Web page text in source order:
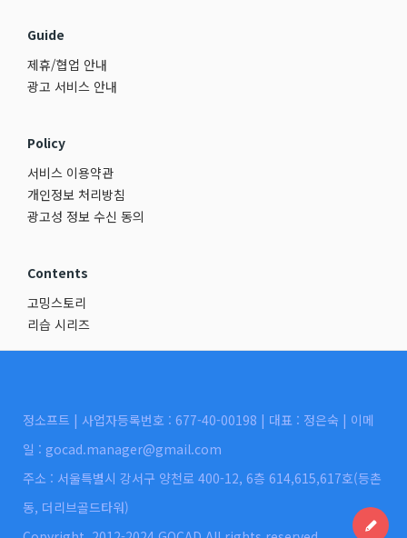
Guide
제휴/협업 안내
광고 서비스 안내
Policy
서비스 이용약관
개인정보 처리방침
광고성 정보 수신 동의
Contents
고밍스토리
리습 시리즈
정소프트 | 사업자등록번호 : 677-40-00198 | 대표 : 정은숙 | 이메
일 : gocad.manager@gmail.com
주소 : 서울특별시 강서구 양천로 400-12, 6층 614,615,617호(등촌
동, 더리브골드타워)